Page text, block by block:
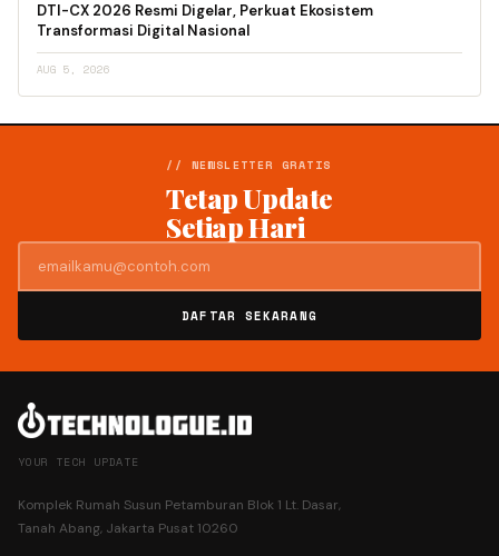
DTI-CX 2026 Resmi Digelar, Perkuat Ekosistem
Transformasi Digital Nasional
AUG 5, 2026
// NEWSLETTER GRATIS
Tetap Update
Setiap Hari
DAFTAR SEKARANG
YOUR TECH UPDATE
Komplek Rumah Susun Petamburan Blok 1 Lt. Dasar,
Tanah Abang, Jakarta Pusat 10260